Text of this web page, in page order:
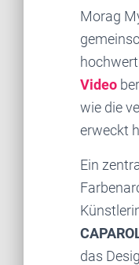
Morag
Video
wie die
erweckt
Ein
das